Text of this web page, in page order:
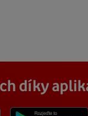
díky